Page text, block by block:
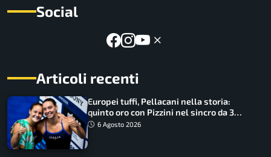
Social
Articoli recenti
Europei tuffi, Pellacani nella storia:
quinto oro con Pizzini nel sincro da 3
metri
6 Agosto 2026